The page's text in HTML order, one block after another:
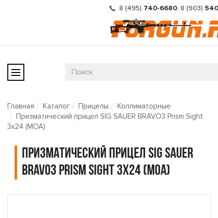
8 (495) 740-6680, 8 (903)
Главная Каталог Прицелы
Коллиматорные
Призматический прицел SIG SAUER BRAVO3 Prism Sight
3x24 (MOA)
Призматический прицел SIG SAUER
BRAVO3 Prism Sight 3x24 (MOA)